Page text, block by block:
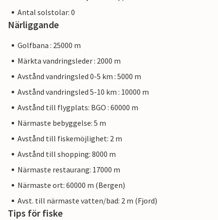
Antal solstolar: 0
Närliggande
Golfbana : 25000 m
Märkta vandringsleder : 2000 m
Avstånd vandringsled 0-5 km : 5000 m
Avstånd vandringsled 5-10 km : 10000 m
Avstånd till flygplats: BGO : 60000 m
Närmaste bebyggelse: 5 m
Avstånd till fiskemöjlighet: 2 m
Avstånd till shopping: 8000 m
Närmaste restaurang: 17000 m
Närmaste ort: 60000 m (Bergen)
Avst. till närmaste vatten/bad: 2 m (Fjord)
Tips för fiske